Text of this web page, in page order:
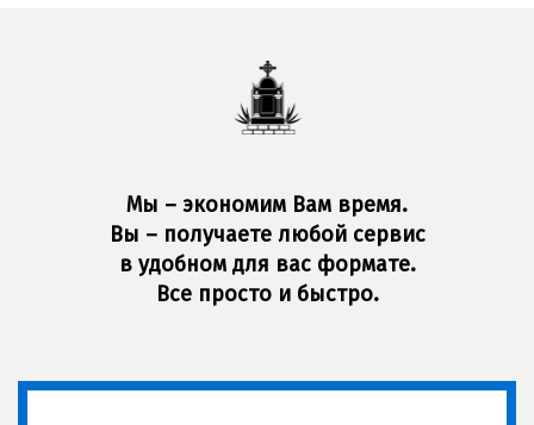
Мы – экономим Вам время.
Вы – получаете любой сервис
в удобном для вас формате.
Все просто и быстро.